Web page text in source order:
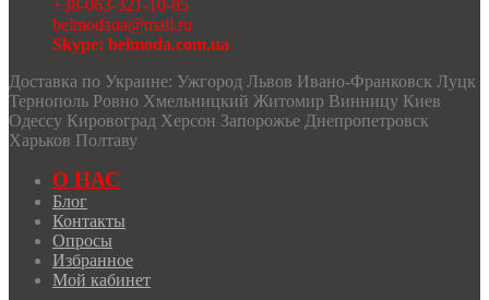
+38-063-321-10-85
belmodaua@mail.ru
Skype: belmoda.com.ua
Доставка по Украине: Ужгород Львов Ивано-Франковск Луцк
Тернополь Ровно Хмельницкий Житомир Винницу Киев
Одессу Кировоград Херсон Запорожье Днепропетровск
Харьков Полтаву
О НАС
Блог
Контакты
Опросы
Избранное
Мой кабинет